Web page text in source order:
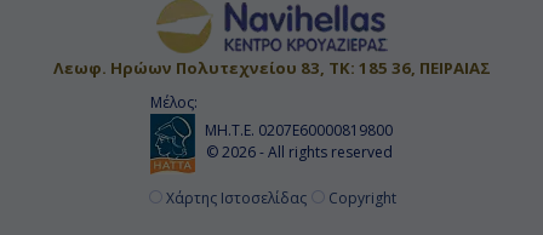
Λεωφ. Ηρώων Πολυτεχνείου 83, ΤΚ: 185 36, ΠΕΙΡΑΙΑΣ
Μέλος:
ΜΗ.Τ.Ε. 0207Ε60000819800
© 2026 - All rights reserved
Χάρτης Ιστοσελίδας Copyright